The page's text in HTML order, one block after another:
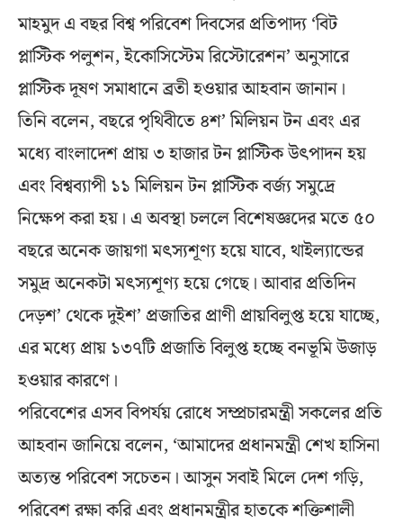
মাহমুদ এ বছর বিশ্ব পরিবেশ দিবসের প্রতিপাদ্য ‘বিট
প্লাস্টিক পলুশন, ইকোসিস্টেম রিস্টোরেশন’ অনুসারে
প্লাস্টিক দূষণ সমাধানে ব্রতী হওয়ার আহবান জানান।
তিনি বলেন, বছরে পৃথিবীতে ৪শ’ মিলিয়ন টন এবং এর
মধ্যে বাংলাদেশ প্রায় ৩ হাজার টন প্লাস্টিক উৎপাদন হয়
এবং বিশ্বব্যাপী ১১ মিলিয়ন টন প্লাস্টিক বর্জ্য সমুদ্রে
নিক্ষেপ করা হয়। এ অবস্থা চললে বিশেষজ্ঞদের মতে ৫০
বছরে অনেক জায়গা মৎস্যশূণ্য হয়ে যাবে, থাইল্যান্ডের
সমুদ্র অনেকটা মৎস্যশূণ্য হয়ে গেছে। আবার প্রতিদিন
দেড়শ’ থেকে দুইশ’ প্রজাতির প্রাণী প্রায়বিলুপ্ত হয়ে যাচ্ছে,
এর মধ্যে প্রায় ১৩৭টি প্রজাতি বিলুপ্ত হচ্ছে বনভূমি উজাড়
হওয়ার কারণে।
পরিবেশের এসব বিপর্যয় রোধে সম্প্রচারমন্ত্রী সকলের প্রতি
আহবান জানিয়ে বলেন, ‘আমাদের প্রধানমন্ত্রী শেখ হাসিনা
অত্যন্ত পরিবেশ সচেতন। আসুন সবাই মিলে দেশ গড়ি,
পরিবেশ রক্ষা করি এবং প্রধানমন্ত্রীর হাতকে শক্তিশালী